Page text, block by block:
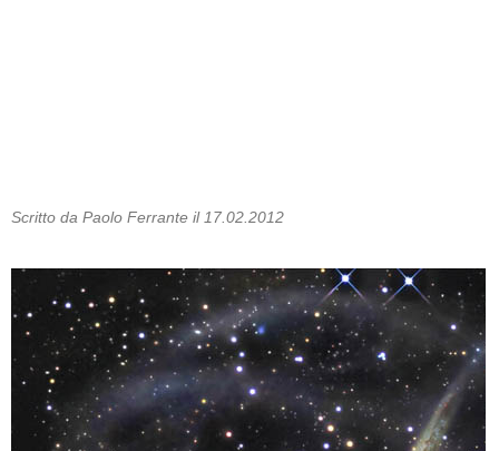
Scritto da Paolo Ferrante il 17.02.2012